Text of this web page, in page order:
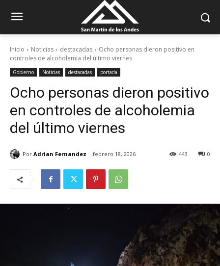
Inicio Noticias destacadas
Ocho personas dieron positivo en
controles de alcoholemia del último viernes
Gobierno Noticias destacadas portada
Ocho personas dieron positivo
en controles de alcoholemia
del último viernes
Por Adrian Fernandez febrero 18, 2026 0
443